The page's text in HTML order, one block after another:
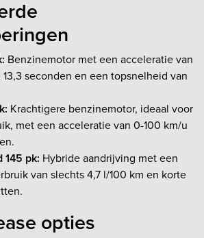
Benzinemotor met een acceleratie van
seconden en een topsnelheid van
Krachtigere benzinemotor, ideaal voor
met een acceleratie van 0-100 km/u
145 pk: Hybride aandrijving met een
van slechts 4,7 l/100 km en korte
opties